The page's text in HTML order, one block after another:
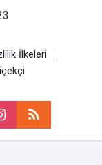
İlkeleri